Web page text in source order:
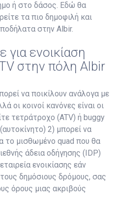
ή στο δάσος. Εδώ θα
τα πιο δημοφιλή και
στην Albir.
για ενοικίαση
στην πόλη Albir
να ποικίλουν ανάλογα με
οι κοινοί κανόνες είναι οι
τετράτροχο (ATV) ή buggy
2) μπορεί να
το μισθωμένο quad που θα
άδεια οδήγησης (IDP)
ενοικίασης εάν
δημόσιους δρόμους, σας
όρους μιας ακριβούς